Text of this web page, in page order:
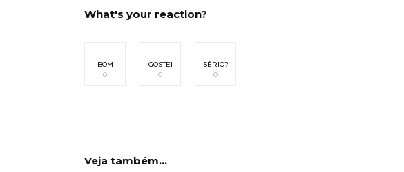
What's your reaction?
BOM
0
GOSTEI
0
SÉRIO?
0
Veja também...